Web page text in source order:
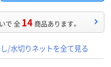
いで 全 14 商品あります。
/水切りネットを全て見る